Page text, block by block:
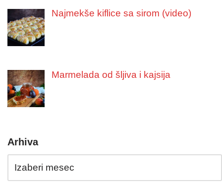
Najmekše kiflice sa sirom (video)
Marmelada od šljiva i kajsija
Arhiva